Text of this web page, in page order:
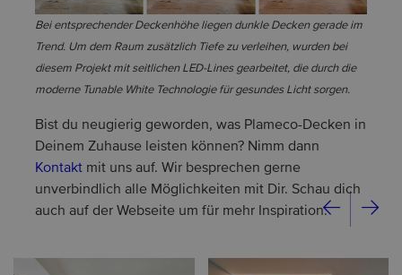
Bei entsprechender Deckenhöhe liegen dunkle Decken gerade im
Trend. Um dem Raum zusätzlich Tiefe zu verleihen, wurden bei
diesem Projekt mit seitlichen LED-Lines gearbeitet, die durch die
moderne Tunable White Technologie für gesundes Licht sorgen.
Bist du neugierig geworden, was Plameco-Decken in
Deinem Zuhause leisten können? Nimm dann
Kontakt mit uns auf. Wir besprechen gerne
unverbindlich alle Möglichkeiten mit Dir. Schau dich
auch auf der Webseite um für mehr Inspiration.